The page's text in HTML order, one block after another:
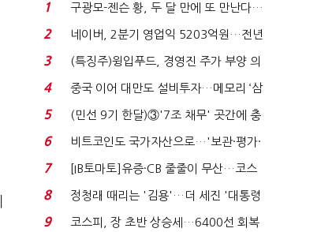
1
구광모-젠슨 황, 두 달 만에 또 만난다…
로봇·AI 등 논...
2
네이버, 2분기 영업익 5203억원…전년
비 0.2% 감소...
3
(특징주)윙입푸드, 경영진 주가 부양 의
지에 상한가...
4
중국 이어 대만도 설비투자…메모리 ‘삼
국전쟁’
5
(민선 9기 한달)③'7조 채무' 곳간에 충
격…추미애, 20년...
6
비트코인도 국가자산으로…'보관·평가·
처분' 기준은 ...
7
[IB토마토]유증·CB 줄줄이 무산…코스
닥 벌점 급증에 ...
8
정청래 때리는 '김용'…더 세진 '대통령
최측근' 입...
9
코스피, 장 초반 상승세…6400선 회복